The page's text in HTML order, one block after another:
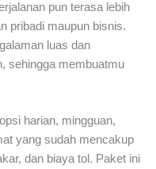
pun terasa lebih
pribadi maupun bisnis.
luas dan
sehingga membuatmu
harian, mingguan,
yang sudah mencakup
dan biaya tol. Paket ini